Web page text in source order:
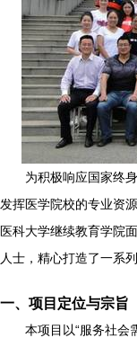
为积极响应国家终
发挥医学院校的专业资
医科大学继续教育学院
人士，精心打造了一系
一、项目定位与宗旨
本项目以“服务社会